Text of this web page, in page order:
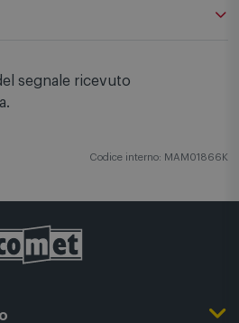
segnale ricevuto
Codice interno: MAM01866K